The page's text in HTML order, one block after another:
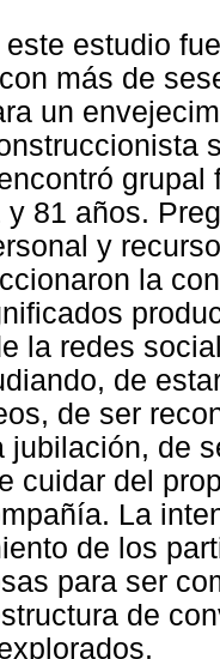
estudio
más de
un
y 81 años.
y
la
la redes
de
de ser
jubilación, de
cuidar del
La
de los
para ser
de